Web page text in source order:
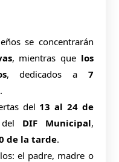
se concentrarán
, mientras que los
, dedicados a 7
del 13 al 24 de
DIF Municipal,
de la tarde.
el padre, madre o